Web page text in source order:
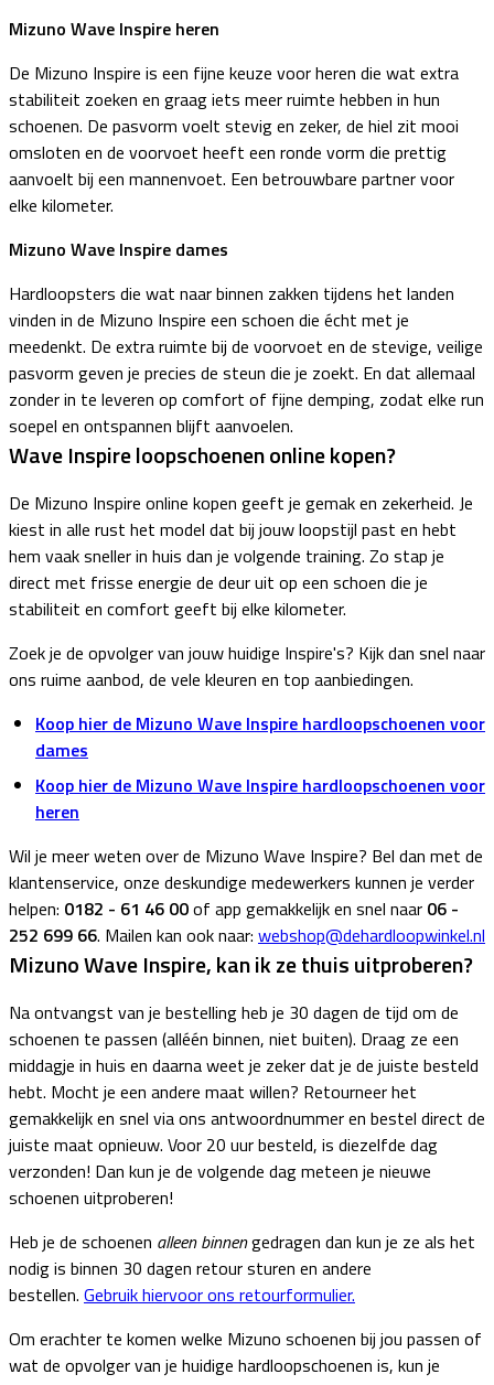
Mizuno Wave Inspire heren
De Mizuno Inspire is een fijne keuze voor heren die wat extra
stabiliteit zoeken en graag iets meer ruimte hebben in hun
schoenen. De pasvorm voelt stevig en zeker, de hiel zit mooi
omsloten en de voorvoet heeft een ronde vorm die prettig
aanvoelt bij een mannenvoet. Een betrouwbare partner voor
elke kilometer.
Mizuno Wave Inspire dames
Hardloopsters die wat naar binnen zakken tijdens het landen
vinden in de Mizuno Inspire een schoen die écht met je
meedenkt. De extra ruimte bij de voorvoet en de stevige, veilige
pasvorm geven je precies de steun die je zoekt. En dat allemaal
zonder in te leveren op comfort of fijne demping, zodat elke run
soepel en ontspannen blijft aanvoelen.
Wave Inspire loopschoenen online kopen?
De Mizuno Inspire online kopen geeft je gemak en zekerheid. Je
kiest in alle rust het model dat bij jouw loopstijl past en hebt
hem vaak sneller in huis dan je volgende training. Zo stap je
direct met frisse energie de deur uit op een schoen die je
stabiliteit en comfort geeft bij elke kilometer.
Zoek je de opvolger van jouw huidige Inspire's? Kijk dan snel naar
ons ruime aanbod, de vele kleuren en top aanbiedingen.
Koop hier de Mizuno Wave Inspire hardloopschoenen voor
dames
Koop hier de Mizuno Wave Inspire hardloopschoenen voor
heren
Wil je meer weten over de Mizuno Wave Inspire? Bel dan met de
klantenservice, onze deskundige medewerkers kunnen je verder
helpen: 0182 - 61 46 00of app gemakkelijk en snel naar 06 -
252 699 66. Mailen kan ook naar: webshop@dehardloopwinkel.nl
Mizuno Wave Inspire, kan ik ze thuis uitproberen?
Na ontvangst van je bestelling heb je 30 dagen de tijd om de
schoenen te passen (alléén binnen, niet buiten). Draag ze een
middagje in huis en daarna weet je zeker dat je de juiste besteld
hebt. Mocht je een andere maat willen? Retourneer het
gemakkelijk en snel via ons antwoordnummer en bestel direct de
juiste maat opnieuw. Voor 20 uur besteld, is diezelfde dag
verzonden! Dan kun je de volgende dag meteen je nieuwe
schoenen uitproberen!
Heb je de schoenen alleen binnengedragen dan kun je ze als het
nodig is binnen 30 dagen retour sturen en andere
bestellen. Gebruik hiervoor ons retourformulier.
Om erachter te komen welke Mizuno schoenen bij jou passen of
wat de opvolger van je huidige hardloopschoenen is, kun je